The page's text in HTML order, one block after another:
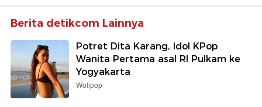
Berita detikcom Lainnya
Potret Dita Karang, Idol KPop
Wanita Pertama asal RI Pulkam ke
Yogyakarta
Wolipop